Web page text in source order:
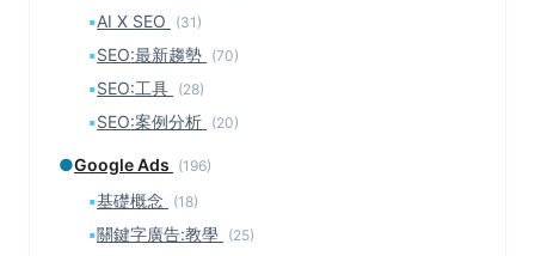
▪AI X SEO (31)
▪SEO:最新趨勢 (70)
▪SEO:工具 (28)
▪SEO:案例分析 (20)
●Google Ads (196)
▪基礎概念 (18)
▪關鍵字廣告:教學 (25)